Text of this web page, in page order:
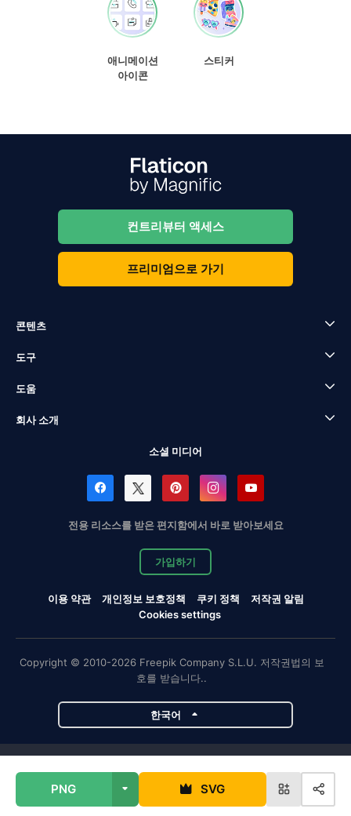
PNG SVG
애니메이션
아이콘
스티커
컨트리뷰터 액세스
프리미엄으로 가기
콘텐츠
도구
도움
회사 소개
소셜 미디어
전용 리소스를 받은 편지함에서 바로 받아보세요
가입하기
이용 약관 개인정보 보호정책 쿠키 정책
저작권 알림
Cookies settings
Copyright © 2010-2026 Freepik Company S.L.U. 저작권법의 보
호를 받습니다..
한국어